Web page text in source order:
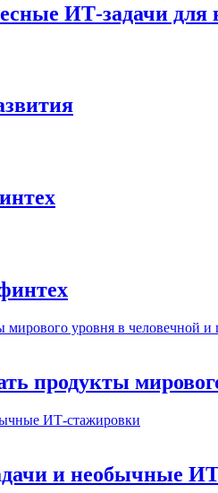
ИТ-задачи для
продукты
и необычные